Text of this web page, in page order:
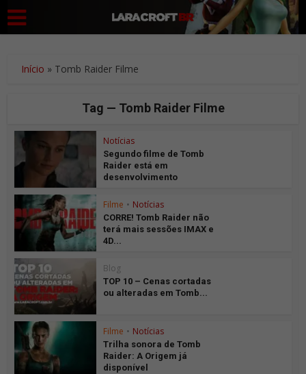
Início » Tomb Raider Filme
Tag — Tomb Raider Filme
Notícias
Segundo filme de Tomb
Raider está em
desenvolvimento
Filme • Notícias
CORRE! Tomb Raider não
terá mais sessões IMAX e
4D...
Blog
TOP 10 – Cenas cortadas
ou alteradas em Tomb...
Filme • Notícias
Trilha sonora de Tomb
Raider: A Origem já
disponível